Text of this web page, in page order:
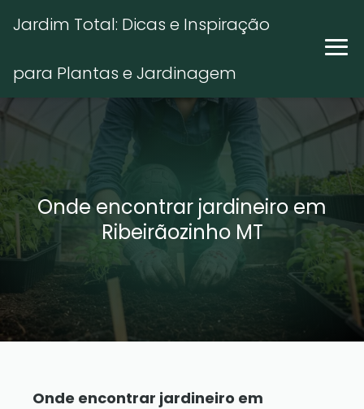
Jardim Total: Dicas e Inspiração
para Plantas e Jardinagem
Onde encontrar jardineiro em
Ribeirãozinho MT
Onde encontrar jardineiro em